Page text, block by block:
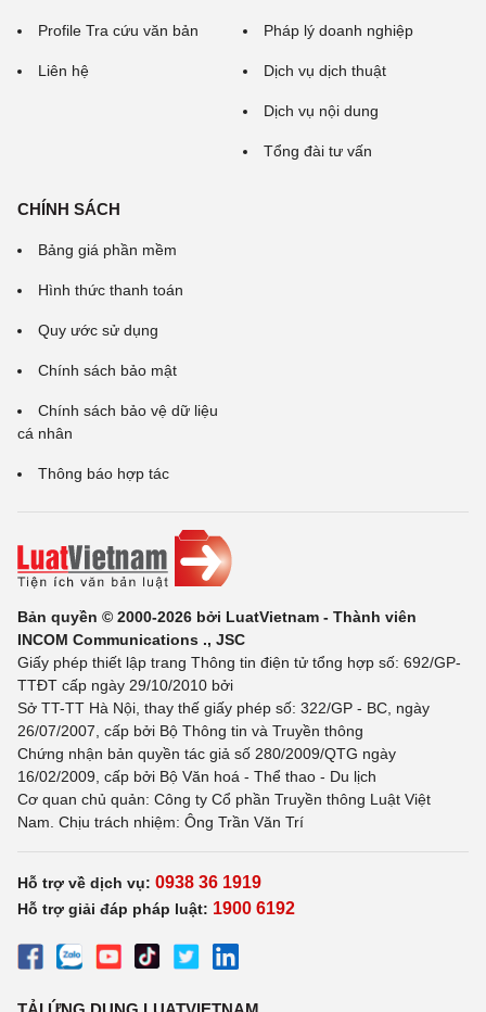
Profile Tra cứu văn bản
Liên hệ
Pháp lý doanh nghiệp
Dịch vụ dịch thuật
Dịch vụ nội dung
Tổng đài tư vấn
CHÍNH SÁCH
Bảng giá phần mềm
Hình thức thanh toán
Quy ước sử dụng
Chính sách bảo mật
Chính sách bảo vệ dữ liệu
cá nhân
Thông báo hợp tác
Bản quyền © 2000-2026 bởi LuatVietnam - Thành viên
INCOM Communications ., JSC
Giấy phép thiết lập trang Thông tin điện tử tổng hợp số: 692/GP-
TTĐT cấp ngày 29/10/2010 bởi
Sở TT-TT Hà Nội, thay thế giấy phép số: 322/GP - BC, ngày
26/07/2007, cấp bởi Bộ Thông tin và Truyền thông
Chứng nhận bản quyền tác giả số 280/2009/QTG ngày
16/02/2009, cấp bởi Bộ Văn hoá - Thể thao - Du lịch
Cơ quan chủ quản: Công ty Cổ phần Truyền thông Luật Việt
Nam. Chịu trách nhiệm: Ông Trần Văn Trí
Hỗ trợ về dịch vụ: 0938 36 1919
Hỗ trợ giải đáp pháp luật: 1900 6192